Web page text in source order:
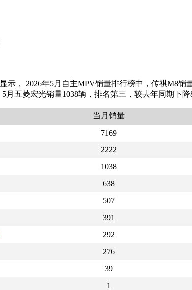
示， 2026年5月自主MPV销量排行榜中，传祺M8
月五菱宏光销量1038辆，排名第三，较去年同期下
当月销量
7169
2222
1038
638
507
391
292
276
39
1